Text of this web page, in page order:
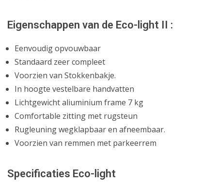
Eigenschappen van de Eco-light II :
Eenvoudig opvouwbaar
Standaard zeer compleet
Voorzien van Stokkenbakje.
In hoogte vestelbare handvatten
Lichtgewicht aliuminium frame 7 kg
Comfortable zitting met rugsteun
Rugleuning wegklapbaar en afneembaar.
Voorzien van remmen met parkeerrem
Specificaties Eco-light